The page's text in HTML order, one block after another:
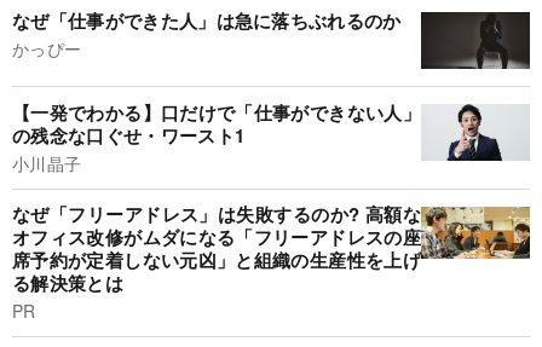
なぜ「仕事ができた人」は急に落ちぶれるのか
かっぴー
【一発でわかる】口だけで「仕事ができない人」
の残念な口ぐせ・ワースト1
小川晶子
なぜ「フリーアドレス」は失敗するのか? 高額な
オフィス改修がムダになる「フリーアドレスの座
席予約が定着しない元凶」と組織の生産性を上げ
る解決策とは
PR